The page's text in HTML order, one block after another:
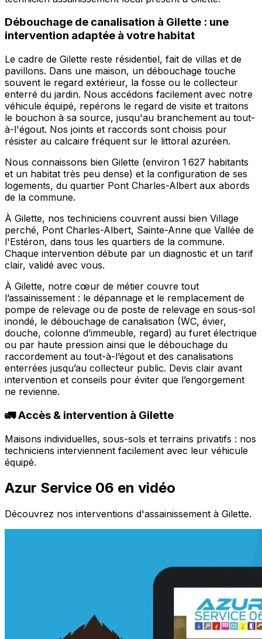
Débouchage de canalisation à Gilette : une
intervention adaptée à votre habitat
Le cadre de Gilette reste résidentiel, fait de villas et de
pavillons. Dans une maison, un débouchage touche
souvent le regard extérieur, la fosse ou le collecteur
enterré du jardin. Nous accédons facilement avec notre
véhicule équipé, repérons le regard de visite et traitons
le bouchon à sa source, jusqu'au branchement au tout-
à-l'égout. Nos joints et raccords sont choisis pour
résister au calcaire fréquent sur le littoral azuréen.
Nous connaissons bien Gilette (environ 1 627 habitants
et un habitat très peu dense) et la configuration de ses
logements, du quartier Pont Charles-Albert aux abords
de la commune.
À Gilette, nos techniciens couvrent aussi bien Village
perché, Pont Charles-Albert, Sainte-Anne que Vallée de
l'Estéron, dans tous les quartiers de la commune.
Chaque intervention débute par un diagnostic et un tarif
clair, validé avec vous.
À Gilette, notre cœur de métier couvre tout
l’assainissement : le dépannage et le remplacement de
pompe de relevage ou de poste de relevage en sous-sol
inondé, le débouchage de canalisation (WC, évier,
douche, colonne d’immeuble, regard) au furet électrique
ou par haute pression ainsi que le débouchage du
raccordement au tout-à-l’égout et des canalisations
enterrées jusqu’au collecteur public. Devis clair avant
intervention et conseils pour éviter que l’engorgement
ne revienne.
🚛 Accès & intervention à Gilette
Maisons individuelles, sous-sols et terrains privatifs : nos
techniciens interviennent facilement avec leur véhicule
équipé.
Azur Service 06 en vidéo
Découvrez nos interventions d'assainissement à Gilette.